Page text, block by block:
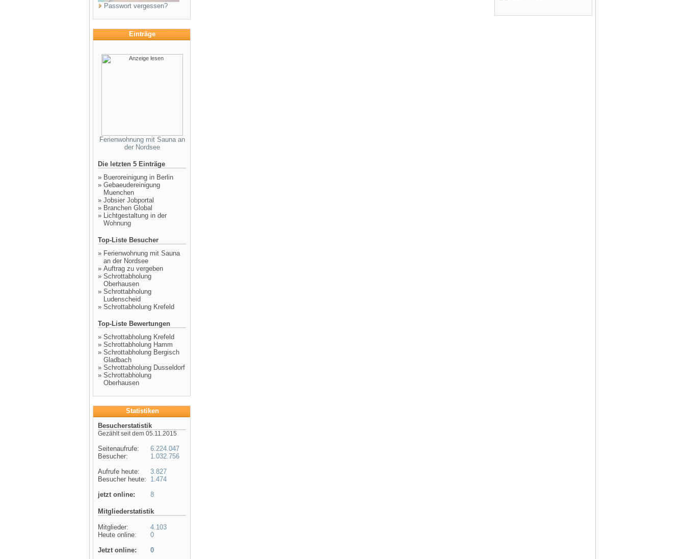
Passwort vergessen?
Einträge
Ferienwohnung mit Sauna an
der Nordsee
Die letzten 5 Einträge
» Bueroreinigung in Berlin
» Gebaeudereinigung
Muenchen
» Jobsier Jobportal
» Branchen Global
» Lichtgestaltung in der
Wohnung
Top-Liste Besucher
» Ferienwohnung mit Sauna
an der Nordsee
» Auftrag zu vergeben
» Schrottabholung
Oberhausen
» Schrottabholung
Ludenscheid
» Schrottabholung Krefeld
Top-Liste Bewertungen
» Schrottabholung Krefeld
» Schrottabholung Hamm
» Schrottabholung Bergisch
Gladbach
» Schrottabholung Dusseldorf
» Schrottabholung
Oberhausen
Statistiken
Besucherstatistik
Gezählt seit dem 05.11.2015
Seitenaufrufe:
Besucher:
Aufrufe heute:
Besucher heute:
jetzt online:
6.224.047
1.032.756
3.827
1.474
8
Mitgliederstatistik
Mitglieder:
Heute online:
4.103
0
Jetzt online:
0